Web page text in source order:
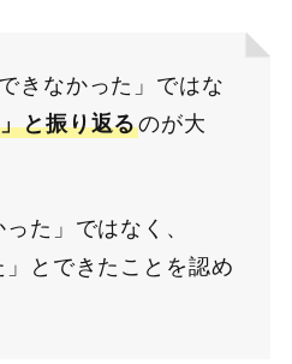
きなかった」ではな
と振り返るのが大
た」ではなく、
」とできたことを認め